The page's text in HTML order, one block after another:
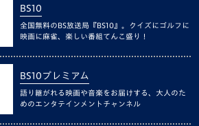
BS10
全国無料のBS放送局『BS10』。クイズにゴルフに
映画に麻雀、楽しい番組てんこ盛り！
BS10プレミアム
語り継がれる映画や音楽をお届けする、大人のた
めのエンタテインメントチャンネル